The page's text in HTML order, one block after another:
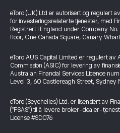
eToro (UK) Ltd er autorisert og regulert
for investeringsrelaterte tjenester, med
Registrert i England under Company
floor, One Canada Square, Canary
eToro AUS Capital Limited er regulert av
Commission (ASIC) for levering av
Australian Financial Services Licence
Level 3, 60 Castlereagh Street, Sydney
eToro (Seychelles) Ltd. er lisensiert av
("FSAS") til å levere broker-dealer-
License #SD076